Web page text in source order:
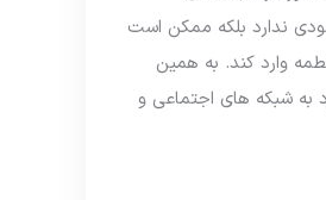
ندارد بلکه ممکن است
وارد کند. به همین
به شبکه های اجتماعی و